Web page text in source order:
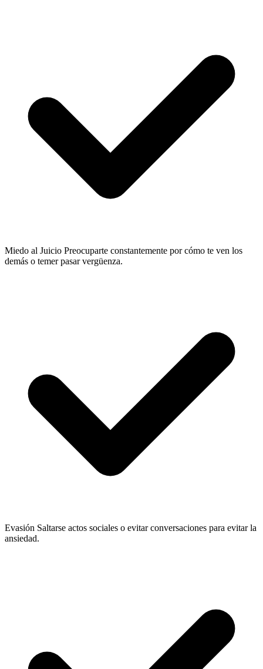
Miedo al Juicio Preocuparte constantemente por cómo te ven los
demás o temer pasar vergüenza.
Evasión Saltarse actos sociales o evitar conversaciones para evitar la
ansiedad.